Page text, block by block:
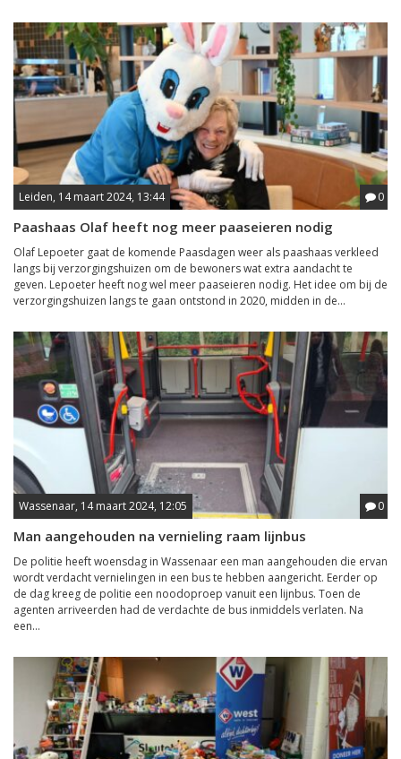
Leiden, 14 maart 2024, 13:44 0
Paashaas Olaf heeft nog meer paaseieren nodig
Olaf Lepoeter gaat de komende Paasdagen weer als paashaas verkleed
langs bij verzorgingshuizen om de bewoners wat extra aandacht te
geven. Lepoeter heeft nog wel meer paaseieren nodig. Het idee om bij de
verzorgingshuizen langs te gaan ontstond in 2020, midden in de...
Wassenaar, 14 maart 2024, 12:05 0
Man aangehouden na vernieling raam lijnbus
De politie heeft woensdag in Wassenaar een man aangehouden die ervan
wordt verdacht vernielingen in een bus te hebben aangericht. Eerder op
de dag kreeg de politie een noodoproep vanuit een lijnbus. Toen de
agenten arriveerden had de verdachte de bus inmiddels verlaten. Na
een...